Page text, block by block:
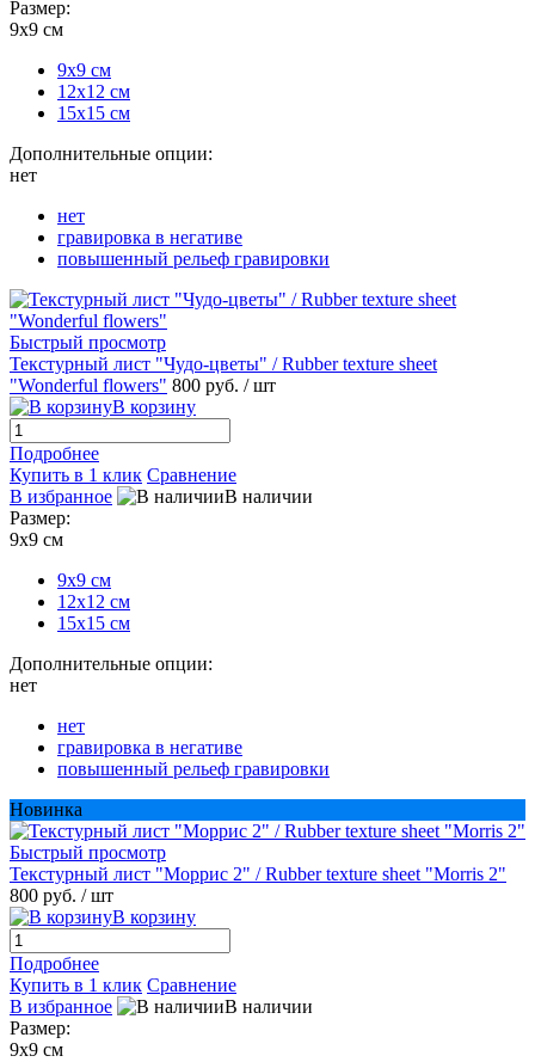
Размер:
9х9 см
9х9 см
12х12 см
15х15 см
Дополнительные опции:
нет
нет
гравировка в негативе
повышенный рельеф гравировки
Быстрый просмотр
Текстурный лист "Чудо-цветы" / Rubber texture sheet
"Wonderful flowers" 800 руб. / шт
В корзину
Подробнее
Купить в 1 клик Сравнение
В избранное
В наличии
Размер:
9х9 см
9х9 см
12х12 см
15х15 см
Дополнительные опции:
нет
нет
гравировка в негативе
повышенный рельеф гравировки
Новинка
Быстрый просмотр
Текстурный лист "Моррис 2" / Rubber texture sheet "Morris 2"
800 руб. / шт
В корзину
Подробнее
Купить в 1 клик Сравнение
В избранное
В наличии
Размер:
9х9 см